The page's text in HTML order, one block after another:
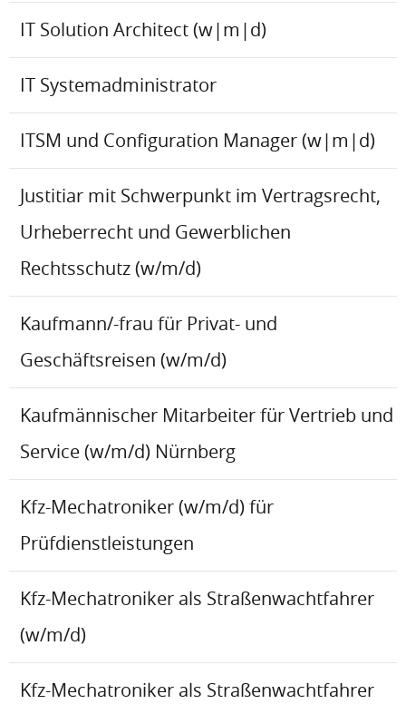
IT Solution Architect (w|m|d)
IT Systemadministrator
ITSM und Configuration Manager (w|m|d)
Justitiar mit Schwerpunkt im Vertragsrecht,
Urheberrecht und Gewerblichen
Rechtsschutz (w/m/d)
Kaufmann/-frau für Privat- und
Geschäftsreisen (w/m/d)
Kaufmännischer Mitarbeiter für Vertrieb und
Service (w/m/d) Nürnberg
Kfz-Mechatroniker (w/m/d) für
Prüfdienstleistungen
Kfz-Mechatroniker als Straßenwachtfahrer
(w/m/d)
Kfz-Mechatroniker als Straßenwachtfahrer